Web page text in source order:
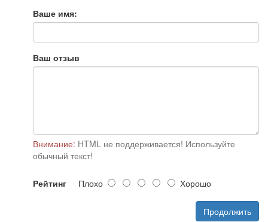
Ваше имя:
Ваш отзыв
Внимание: HTML не поддерживается! Используйте
обычный текст!
Рейтинг Плохо Хорошо
Продолжить